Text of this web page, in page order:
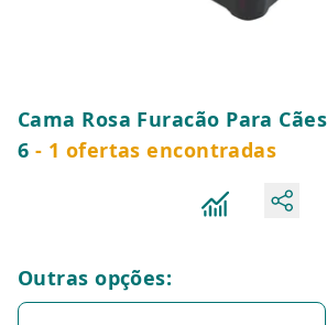
Cama Rosa Furacão Para
6 - 1 ofertas encontradas
Outras opções: